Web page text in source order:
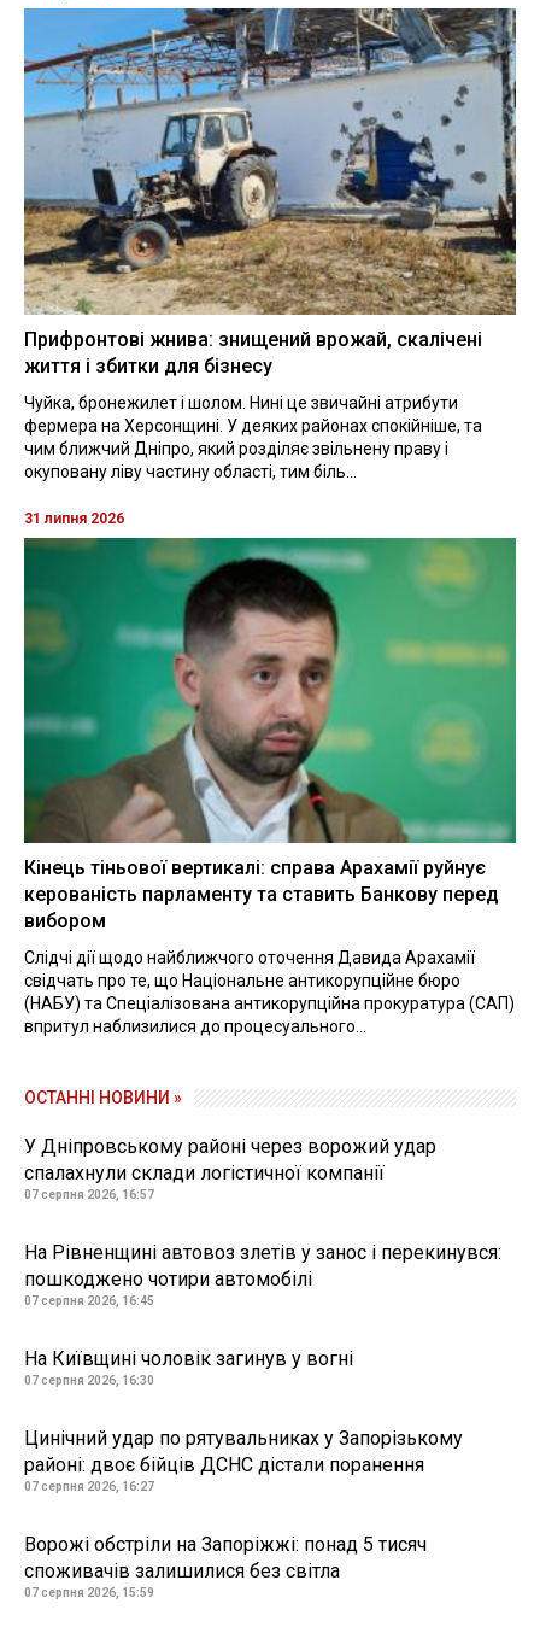
Прифронтові жнива: знищений врожай, скалічені
життя і збитки для бізнесу
Чуйка, бронежилет і шолом. Нині це звичайні атрибути
фермера на Херсонщині. У деяких районах спокійніше, та
чим ближчий Дніпро, який розділяє звільнену праву і
окуповану ліву частину області, тим біль...
31 липня 2026
Кінець тіньової вертикалі: справа Арахамії руйнує
керованість парламенту та ставить Банкову перед
вибором
Слідчі дії щодо найближчого оточення Давида Арахамії
свідчать про те, що Національне антикорупційне бюро
(НАБУ) та Спеціалізована антикорупційна прокуратура (САП)
впритул наблизилися до процесуального...
ОСТАННІ НОВИНИ »
У Дніпровському районі через ворожий удар
спалахнули склади логістичної компанії
07 серпня 2026, 16:57
На Рівненщині автовоз злетів у занос і перекинувся:
пошкоджено чотири автомобілі
07 серпня 2026, 16:45
На Київщині чоловік загинув у вогні
07 серпня 2026, 16:30
Цинічний удар по рятувальниках у Запорізькому
районі: двоє бійців ДСНС дістали поранення
07 серпня 2026, 16:27
Ворожі обстріли на Запоріжжі: понад 5 тисяч
споживачів залишилися без світла
07 серпня 2026, 15:59